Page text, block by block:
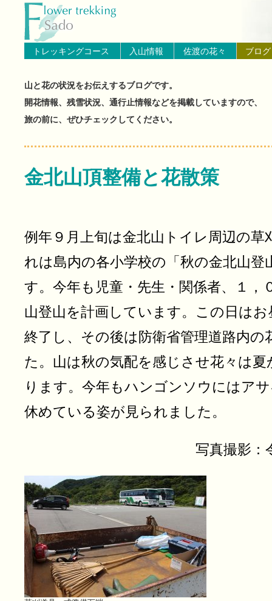
ブログ（佐渡島の山と花の状
トレッキングコース 入山情報 佐渡の花々 ブログ
山と花の状況をお伝えするブログです。
開花情報、残雪状況、通行止情報などを掲載していますので、
旅の前に、ぜひチェックしてください。
金北山頂整備と花散策
例年９月上旬は金北山トイレ周辺の
れは島内の各小学校の「秋の金北山
す。今年も児童・先生・関係者、１，
山登山を計画しています。この日は
終了し、その後は防衛省管理道路内の
た。山は秋の気配を感じさせ花々は
ります。今年もハンゴンソウにはア
休めている姿が見られました。
写真撮影：
トップページへ戻る